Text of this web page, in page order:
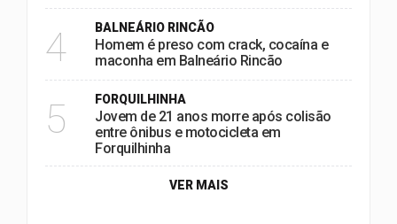
4 BALNEÁRIO RINCÃO
Homem é preso com crack, cocaína e
maconha em Balneário Rincão
5 FORQUILHINHA
Jovem de 21 anos morre após colisão
entre ônibus e motocicleta em
Forquilhinha
VER MAIS